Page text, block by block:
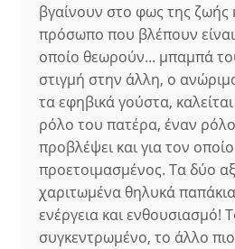
βγαίνουν στο φως της ζωής
πρόσωπο που βλέπουν
οποίο θεωρούν... μπαμπά
στιγμή στην άλλη, ο
τα εφηβικά γούστα,
ρόλο του πατέρα, έναν
προβλέψει και για τον
προετοιμασμένος. Τα δύο
χαριτωμένα θηλυκά
ενέργεια και ενθουσιασμό!
συγκεντρωμένο, το άλλο